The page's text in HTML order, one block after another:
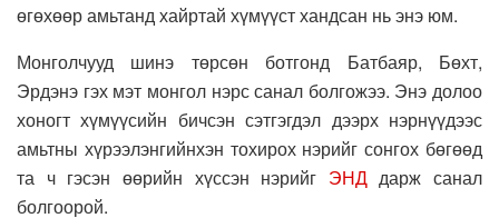
өгөхөөр амьтанд хайртай хүмүүст хандсан нь энэ юм.
Монголчууд шинэ төрсөн ботгонд Батбаяр, Бөхт,
Эрдэнэ гэх мэт монгол нэрс санал болгожээ. Энэ долоо
хоногт хүмүүсийн бичсэн сэтгэгдэл дээрх нэрнүүдээс
амьтны хүрээлэнгийнхэн тохирох нэрийг сонгох бөгөөд
та ч гэсэн өөрийн хүссэн нэрийг ЭНДдарж санал
болгоорой.